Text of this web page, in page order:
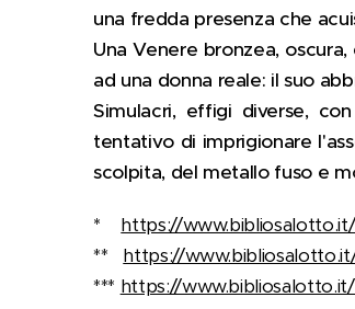
una fredda presenza che
Una Venere bronzea,
ad una donna reale: il suo
Simulacri, effigi diverse,
tentativo di imprigionare
scolpita, del metallo fuso e
* https://
** https://
*** https://